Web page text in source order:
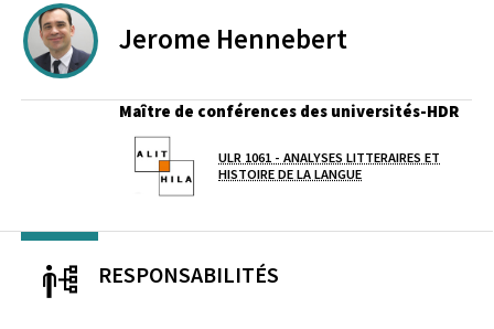
Jerome Hennebert
Maître de conférences des universités-HDR
Laboratoire / équipe
ULR 1061 - ANALYSES LITTERAIRES ET
HISTOIRE DE LA LANGUE
RESPONSABILITÉS